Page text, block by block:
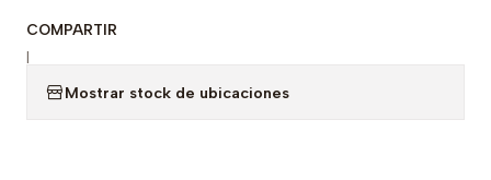
COMPARTIR
|
Mostrar stock de ubicaciones